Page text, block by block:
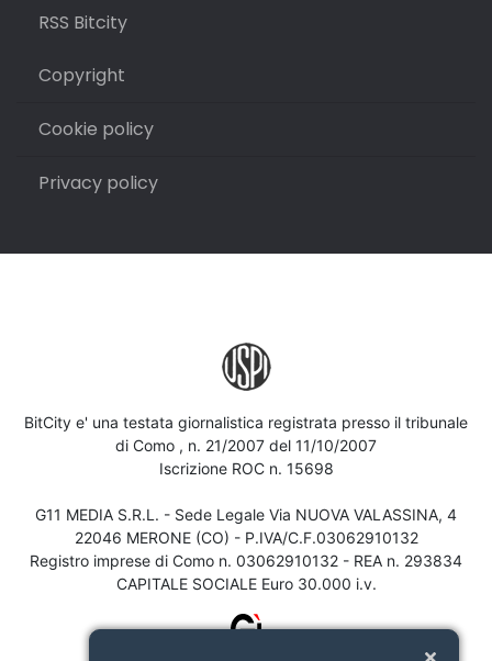
RSS Bitcity
Copyright
Cookie policy
Privacy policy
BitCity e' una testata giornalistica registrata presso il tribunale
di Como , n. 21/2007 del 11/10/2007
Iscrizione ROC n. 15698
G11 MEDIA S.R.L. - Sede Legale Via NUOVA VALASSINA, 4
22046 MERONE (CO) - P.IVA/C.F.03062910132
Registro imprese di Como n. 03062910132 - REA n. 293834
CAPITALE SOCIALE Euro 30.000 i.v.